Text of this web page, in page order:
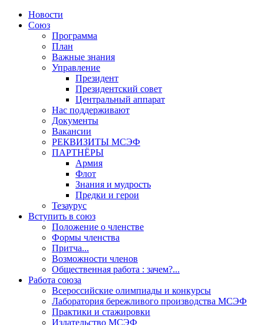
Новости
Союз
Программа
План
Важные знания
Управление
Президент
Президентский совет
Центральный аппарат
Нас поддерживают
Документы
Вакансии
РЕКВИЗИТЫ МСЭФ
ПАРТНЁРЫ
Армия
Флот
Знания и мудрость
Предки и герои
Тезаурус
Вступить в союз
Положение о членстве
Формы членства
Притча...
Возможности членов
Общественная работа : зачем?...
Работа союза
Всероссийские олимпиады и конкурсы
Лаборатория бережливого производства МСЭФ
Практики и стажировки
Издательство МСЭФ